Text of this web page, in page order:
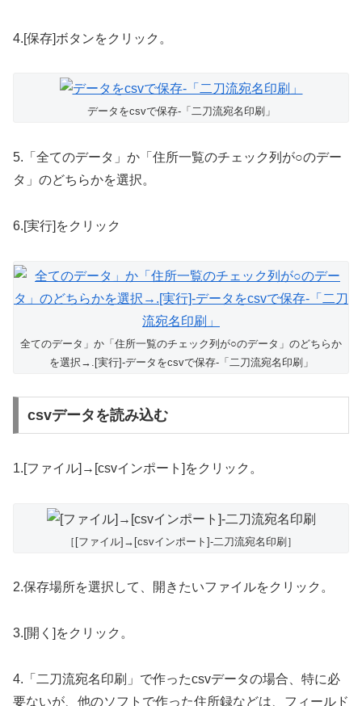
4.[保存]ボタンをクリック。
データをcsvで保存-「二刀流宛名印刷」
5.「全てのデータ」か「住所一覧のチェック列が○のデー
タ」のどちらかを選択。
6.[実行]をクリック
全てのデータ」か「住所一覧のチェック列が○のデータ」のどちらか
を選択→.[実行]-データをcsvで保存-「二刀流宛名印刷」
csvデータを読み込む
1.[ファイル]→[csvインポート]をクリック。
［[ファイル]→[csvインポート]-二刀流宛名印刷］
2.保存場所を選択して、開きたいファイルをクリック。
3.[開く]をクリック。
4.「二刀流宛名印刷」で作ったcsvデータの場合、特に必
要ないが、他のソフトで作った住所録などは、フィールド